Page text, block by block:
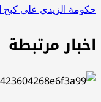
حكومة الزيدي على كبح
اخبار مرتبطة